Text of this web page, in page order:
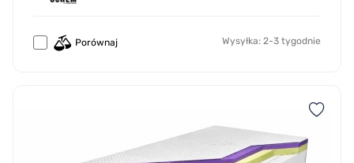
Porównaj Wysyłka: 2-3 tygodnie